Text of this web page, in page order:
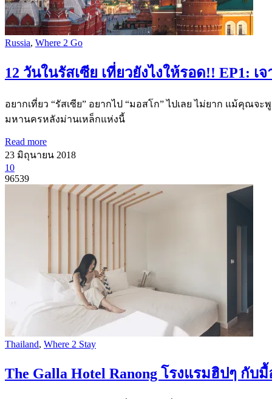
Russia, Where 2 Go
12 วันในรัสเซีย เที่ยวยังไงให้รอด!! EP1:
อยากเที่ยว “รัสเซีย” อยากไป “มอสโก” ไปเลย ไม่ยาก แม้คุณจ
มหานครหลังม่านเหล็กแห่งนี้
Read more
23 มิถุนายน 2018
10
96539
Thailand, Where 2 Stay
The Galla Hotel Ranong โรงแรมฮิปๆ กั